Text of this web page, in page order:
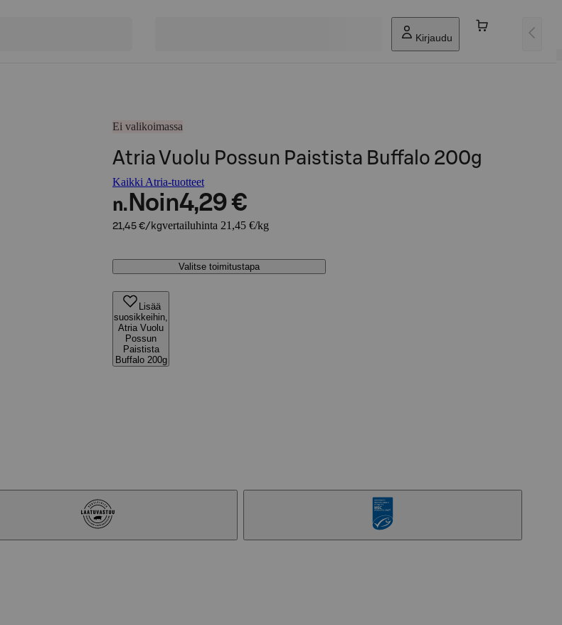
Kirjaudu
Ei valikoimassa
Atria Vuolu Possun Paistista Buffalo 200g
Kaikki Atria-tuotteet
n. Noin4,29 €
21,45 €/kgvertailuhinta 21,45 €/kg
Valitse toimitustapa
Lisää
suosikkeihin,
Atria Vuolu
Possun
Paistista
Buffalo 200g